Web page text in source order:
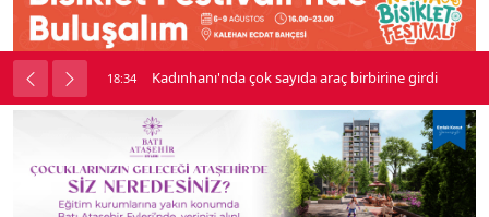
soygun 18:34 Kadınhanı'nda çok sayıda araç birbirine girdi